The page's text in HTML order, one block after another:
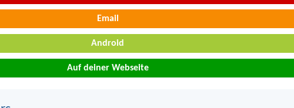
Email
Android
Auf deiner Webseite